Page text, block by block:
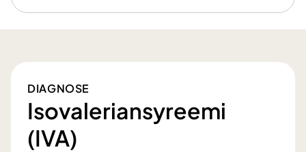
DIAGNOSE
Isovaleriansyreemi
(IVA)